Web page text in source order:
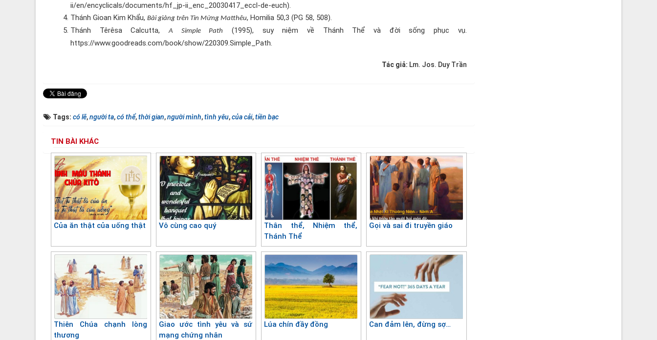
ii/en/encyclicals/documents/hf_jp-ii_enc_20030417_eccl-de-euch).
Thánh Gioan Kim Khẩu, Bài giảng trên Tin Mừng Matthêu, Homilia 50,3 (PG 58, 508).
Thánh Têrêsa Calcutta, A Simple Path
(1995), suy niệm về Thánh Thể và đời sống phục vụ.
https://www.goodreads.com/book/show/220309.Simple_Path.
Tác giả: Lm. Jos. Duy Trần
Tags: có lẽ,người ta,có thể,thời gian,người mình,tình yêu,của cải,tiền bạc
TIN BÀI KHÁC
Của ăn thật của uống thật Vô cùng cao quý
Thân thể, Nhiệm thể,
Thánh Thể
Gọi và sai đi truyền giáo
Thiên Chúa chạnh lòng
thương
Giao ước tình yêu và sứ
mạng chứng nhân
Lúa chín đầy đồng Can đảm lên, đừng sợ…